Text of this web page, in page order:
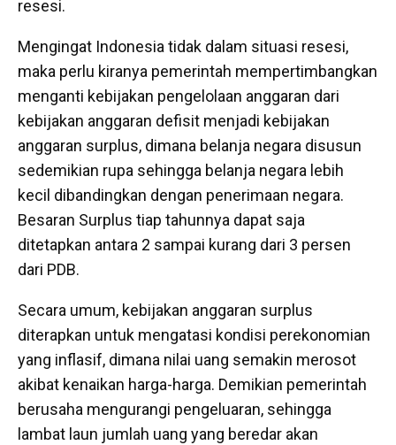
resesi.
Mengingat Indonesia tidak dalam situasi resesi,
maka perlu kiranya pemerintah mempertimbangkan
menganti kebijakan pengelolaan anggaran dari
kebijakan anggaran defisit menjadi kebijakan
anggaran surplus, dimana belanja negara disusun
sedemikian rupa sehingga belanja negara lebih
kecil dibandingkan dengan penerimaan negara.
Besaran Surplus tiap tahunnya dapat saja
ditetapkan antara 2 sampai kurang dari 3 persen
dari PDB.
Secara umum, kebijakan anggaran surplus
diterapkan untuk mengatasi kondisi perekonomian
yang inflasif, dimana nilai uang semakin merosot
akibat kenaikan harga-harga. Demikian pemerintah
berusaha mengurangi pengeluaran, sehingga
lambat laun jumlah uang yang beredar akan